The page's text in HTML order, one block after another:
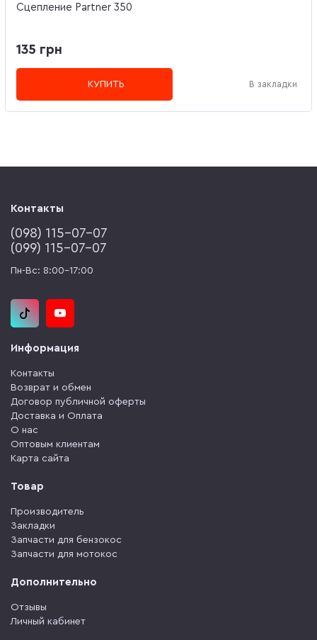
Сцепление Partner 350
135 грн
КУПИТЬ В закладки
Контакты
(‎098) 115-07-07
(‎099) 115-07-07
Пн-Вс: 8:00-17:00
Информация
Контакты
Возврат и обмен
Договор публичной оферты
Доставка и Оплата
О нас
Оптовым клиентам
Карта сайта
Товар
Производитель
Закладки
Запчасти для бензокос
Запчасти для мотокос
Дополнительно
Отзывы
Личный кабинет